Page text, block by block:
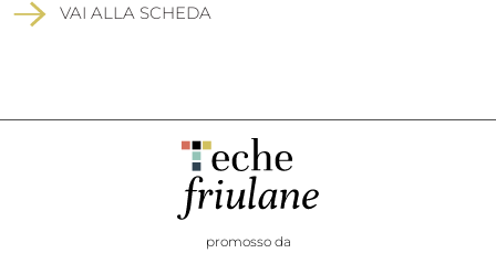
VAI ALLA SCHEDA
promosso da